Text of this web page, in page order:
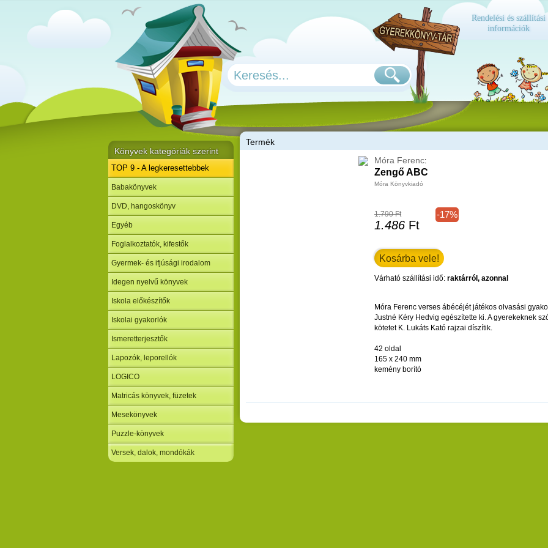
Rendelési és szállítási
információk
Termék
Móra Ferenc:
Zengő ABC
Móra Könyvkiadó
1.790 Ft
1.486 Ft
-17%
Várható szállítási idő: raktárról, azonnal
Móra Ferenc verses ábécéjét játékos olvasási
Justné Kéry Hedvig egészítette ki. A gyerekeknek
kötetet K. Lukáts Kató rajzai díszítik.
42 oldal
165 x 240 mm
kemény borító
Könyvek kategóriák szerint
TOP 9 - A legkeresettebbek
Babakönyvek
DVD, hangoskönyv
Egyéb
Foglalkoztatók, kifestők
Gyermek- és ifjúsági irodalom
Idegen nyelvű könyvek
Iskola előkészítők
Iskolai gyakorlók
Ismeretterjesztők
Lapozók, leporellók
LOGICO
Matricás könyvek, füzetek
Mesekönyvek
Puzzle-könyvek
Versek, dalok, mondókák